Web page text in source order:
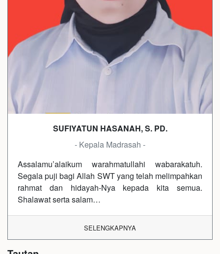
SUFIYATUN HASANAH, S. PD.
- Kepala Madrasah -
Assalamu’alaikum warahmatullahi wabarakatuh.
Segala puji bagi Allah SWT yang telah melimpahkan
rahmat dan hidayah-Nya kepada kita semua.
Shalawat serta salam…
SELENGKAPNYA